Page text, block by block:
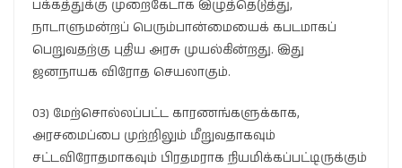
பக்கத்துக்கு முறைகேடாக இழுத்தெடுத்து,
நாடாளுமன்றப் பெரும்பான்மையைக் கபடமாகப்
பெறுவதற்கு புதிய அரசு முயல்கின்றது. இது
ஜனநாயக விரோத செயலாகும்.
03) மேற்சொல்லப்பட்ட காரணங்களுக்காக,
அரசமைப்பை முற்றிலும் மீறுவதாகவும்
சட்டவிரோதமாகவும் பிரதமராக நியமிக்கப்பட்டிருக்கும்